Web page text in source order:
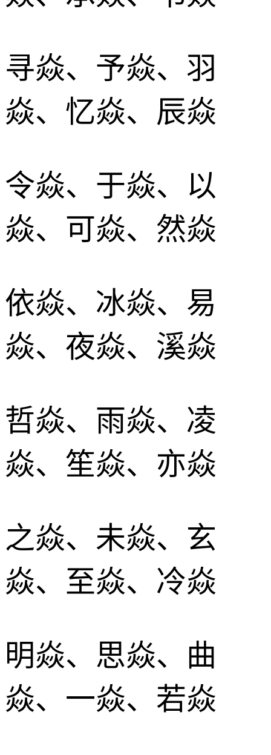
寻焱、予焱、羽
焱、忆焱、辰焱
令焱、于焱、以
焱、可焱、然焱
依焱、冰焱、易
焱、夜焱、溪焱
哲焱、雨焱、凌
焱、笙焱、亦焱
之焱、未焱、玄
焱、至焱、冷焱
明焱、思焱、曲
焱、一焱、若焱